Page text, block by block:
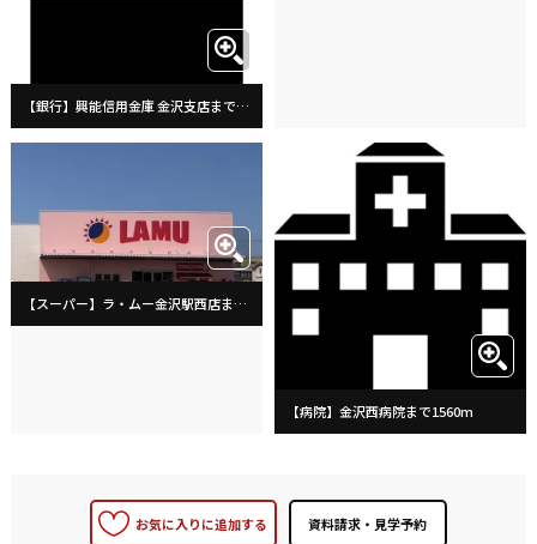
【銀行】興能信用金庫 金沢支店まで382m
【スーパー】ラ・ムー金沢駅西店まで1135m
【病院】金沢西病院まで1560m
お気に入りに追加する